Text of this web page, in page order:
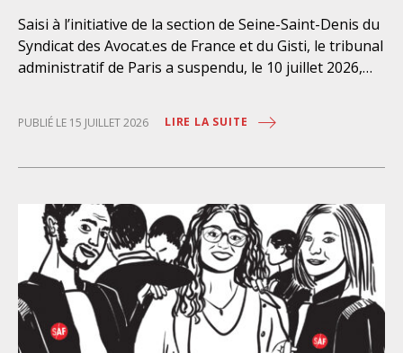
Saisi à l’initiative de la section de Seine-Saint-Denis du
Syndicat des Avocat.es de France et du Gisti, le tribunal
administratif de Paris a suspendu, le 10 juillet 2026,
juridique des étrangers maintenus dans les locaux de
droits fondamentaux des personnes retenues et
contreviennent de manière flagrante aux règles
déontologiques régissant la profession d’avocat. Ainsi,
l’assistance dont bénéficient les personnes retenues,
limitée à trois heures de permanence téléphonique
quotidienne sauf le dimanche (la présence de l’avocat
dans les locaux n’étant prévue qu’à titre exceptionnel),
PUBLIÉ LE 15 JUILLET 2026 LIRE LA SUITE